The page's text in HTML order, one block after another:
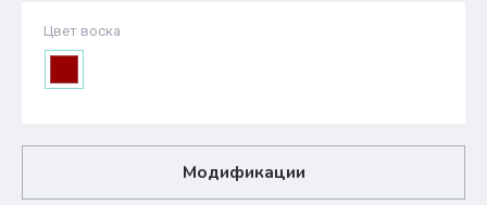
Цвет воска
Модификации